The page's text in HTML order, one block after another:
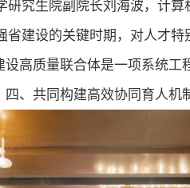
究生院副院长刘海波，计
建设的关键时期，对人才
高质量联合体是一项系统
、共同构建高效协同育人机